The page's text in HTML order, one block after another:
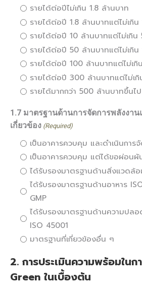
รายได้ต่อปีไม่เกิน 1.8 ล้านบาท
รายได้ต่อปี 1.8 ล้านบาทแต่ไม่เกิ
รายได้ต่อปี 10 ล้านบาทแต่ไม่เกิน
รายได้ต่อปี 50 ล้านบาทแต่ไม่เกิ
รายได้ต่อปี 100 ล้านบาทแต่ไม่เ
รายได้ต่อปี 300 ล้านบาทแต่ไม่เ
รายได้มากกว่า 500 ล้านบาทขึ้นไป
1.7 มาตรฐานด้านการจัดการพลังงา
เกี่ยวข้อง (Required)
เป็นอาคารควบคุม และดำเนินกา
เป็นอาคารควบคุม แต่ได้ขอผ่อนผั
ได้รับรองมาตรฐานด้านสิ่งแวดล้
ได้รับรองมาตรฐานด้านอาหาร
GMP
ได้รับรองมาตรฐานด้านความปล
ISO 45001
มาตรฐานที่เกี่ยวข้องอื่น ๆ
2. การประเมินความพร้อมใน
Green ในเบื้องต้น